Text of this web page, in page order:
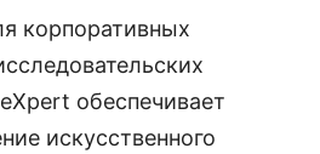
корпоративных
обеспечивает
искусственного